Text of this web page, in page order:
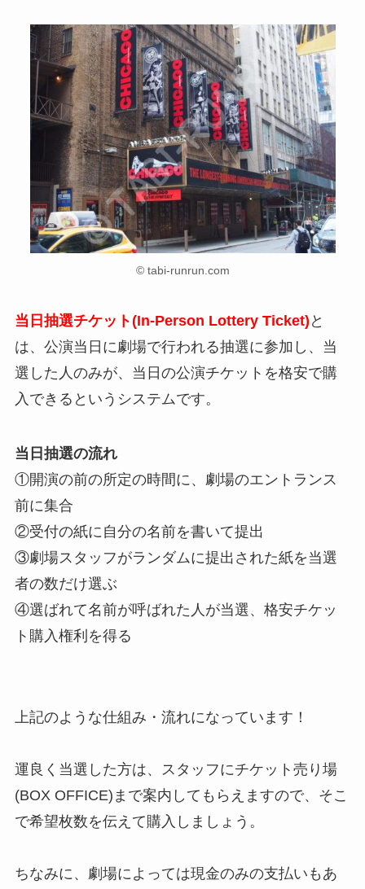
© tabi-runrun.com
当日抽選チケット(In-Person Lottery Ticket) と
は、公演当日に劇場で行われる抽選に参加し、当
選した人のみが、当日の公演チケットを格安で購
入できるというシステムです。
当日抽選の流れ
①開演の前の所定の時間に、劇場のエントランス
前に集合
②受付の紙に自分の名前を書いて提出
③劇場スタッフがランダムに提出された紙を当選
者の数だけ選ぶ
④選ばれて名前が呼ばれた人が当選、格安チケッ
ト購入権利を得る
上記のような仕組み・流れになっています！
運良く当選した方は、スタッフにチケット売り場
(BOX OFFICE)まで案内してもらえますので、そこ
で希望枚数を伝えて購入しましょう。
ちなみに、劇場によっては現金のみの支払いもあ